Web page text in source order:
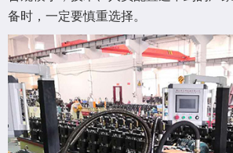
备时，一定要慎重选择。